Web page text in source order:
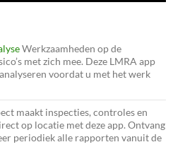
Werkzaamheden op de
met zich mee. Deze LMRA app
voordat u met het werk
maakt inspecties, controles en
op locatie met deze app. Ontvang
periodiek alle rapporten vanuit de